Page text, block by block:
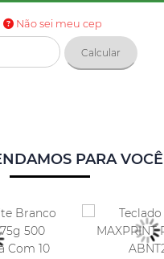
Não sei meu cep
Calcular
PARA VOCÊ